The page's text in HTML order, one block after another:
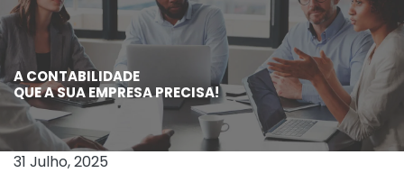
A CONTABILIDADE
QUE A SUA EMPRESA PRECISA!
CONFIRA A LISTA DE QUASE 700
PRODUTOS QUE NÃO SERÃO TAXADOS
PELOS EUA
31 Julho, 2025